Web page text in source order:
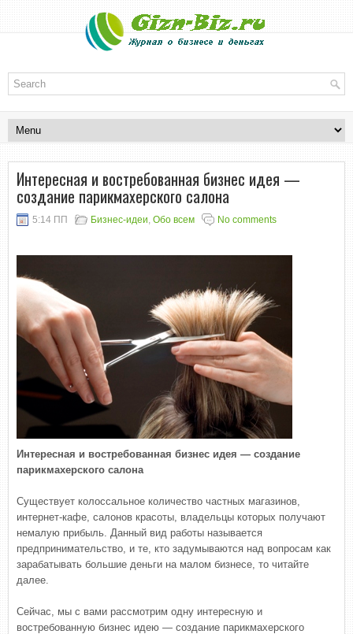
Интересная и востребованная бизнес идея —
создание парикмахерского салона
5:14 ПП Бизнес-идеи, Обо всем No comments
Интересная и востребованная бизнес идея — создание
парикмахерского салона
Существует колоссальное количество частных магазинов,
интернет-кафе, салонов красоты, владельцы которых получают
немалую прибыль. Данный вид работы называется
предпринимательство, и те, кто задумываются над вопросам как
зарабатывать большие деньги на малом бизнесе, то читайте
далее.
Сейчас, мы с вами рассмотрим одну интересную и
востребованную бизнес идею — создание парикмахерского